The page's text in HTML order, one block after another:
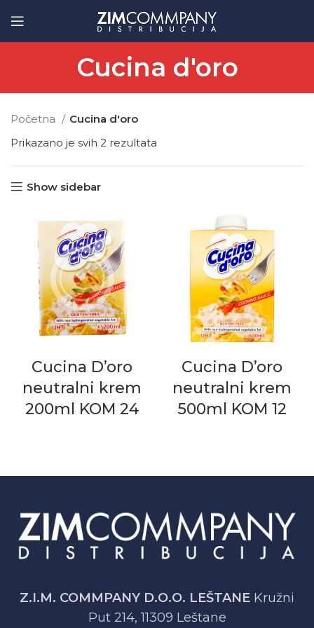
Cucina d'oro
Početna
Cucina d'oro
Prikazano je svih 2 rezultata
Show sidebar
Cucina D’oro
neutralni krem
200ml KOM 24
Cucina D’oro
neutralni krem
500ml KOM 12
Z.I.M. COMMPANY D.O.O. LEŠTANE Kružni
Put 214, 11309 Leštane